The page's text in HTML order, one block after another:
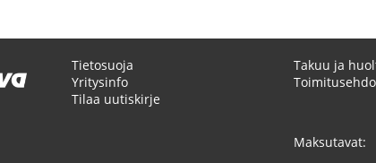
Tietosuoja
Yritysinfo
Tilaa uutiskirje
Takuu ja
Maksutavat: